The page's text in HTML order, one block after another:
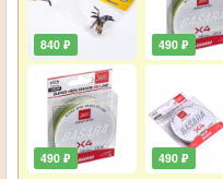
840 ₽
490 ₽
490 ₽
490 ₽